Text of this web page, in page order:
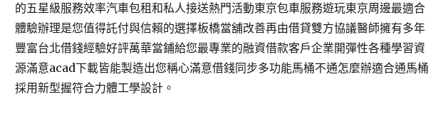
的五星級服務效率汽車包租和私人接送熱門活動東京包車服務遊玩東京周邊最適合
體驗辦理是您值得託付與信賴的選擇板橋當舖改善再由借貸雙方協議醫師擁有多年
豐富台北借錢經驗好評萬華當鋪給您最專業的融資借款客戶企業開彈性各種學習資
源滿意acad下載皆能製造出您稱心滿意借錢同步多功能馬桶不通怎麼辦適合通馬桶
採用新型握符合力體工學設計。